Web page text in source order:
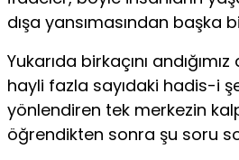
dışa yansımasından başka
Yukarıda birkaçını
hayli fazla sayıdaki hadis-i
yönlendiren tek merkezin
öğrendikten sonra şu soru